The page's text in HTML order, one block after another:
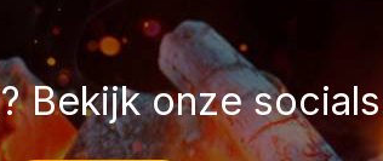
Bekijk onze